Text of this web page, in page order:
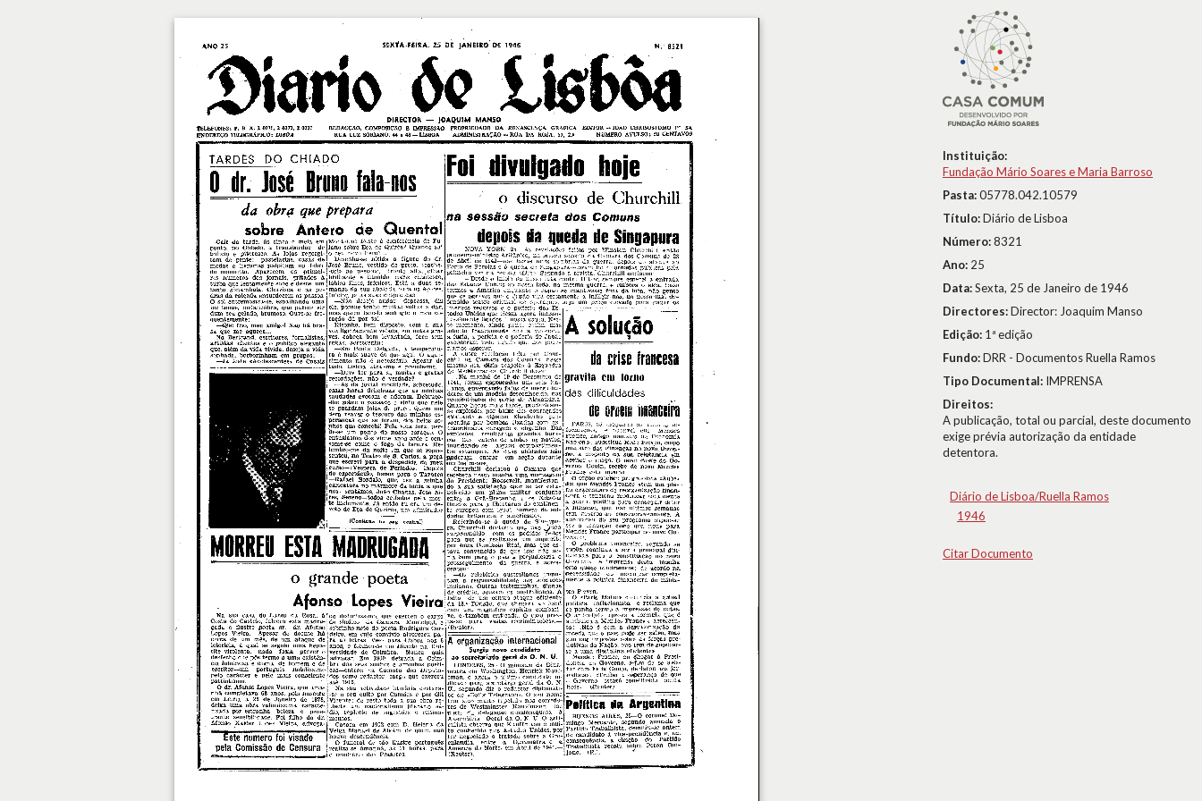
Instituição:
Fundação Mário Soares e Maria Barroso
Pasta:05778.042.10579
Título:Diário de Lisboa
Número:8321
Ano: 25
Data:Sexta, 25 de Janeiro de 1946
Directores:Director: Joaquim Manso
Edição: 1ª edição
Fundo:DRR - Documentos Ruella Ramos
Tipo Documental: IMPRENSA
Direitos:
A publicação, total ou parcial, deste documento
exige prévia autorização da entidade
detentora.
Diário de Lisboa/Ruella Ramos
1946
Citar Documento